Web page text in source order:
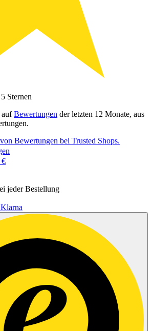
Sternen
aufBewertungen der letzten 12 Monate, aus
Bewertungen bei Trusted Shops.
€
jeder Bestellung